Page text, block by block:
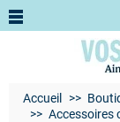
Accueil
Accessoires